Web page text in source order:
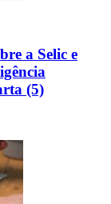
a Selic e
(5)